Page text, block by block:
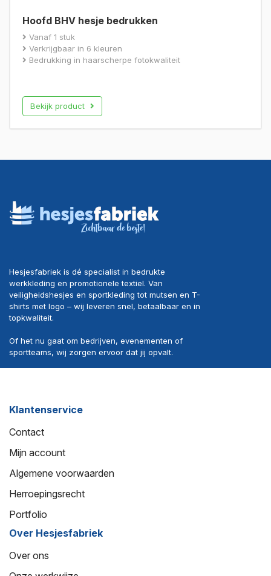
Hoofd BHV hesje bedrukken
Vanaf 1 stuk
Verkrijgbaar in 6 kleuren
Bedrukking in haarscherpe fotokwaliteit
Bekijk product
Hesjesfabriek is dé specialist in bedrukte
werkkleding en promotionele textiel. Van
veiligheidshesjes en sportkleding tot mutsen en T-
shirts met logo – wij leveren snel, betaalbaar en in
topkwaliteit.
Of het nu gaat om bedrijven, evenementen of
sportteams, wij zorgen ervoor dat jij opvalt.
Klantenservice
Contact
Mijn account
Algemene voorwaarden
Herroepingsrecht
Portfolio
Over Hesjesfabriek
Over ons